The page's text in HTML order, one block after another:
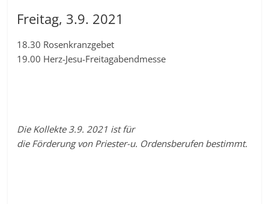
Freitag, 3.9. 2021
18.30 Rosenkranzgebet
19.00 Herz-Jesu-Freitagabendmesse
Die Kollekte 3.9. 2021 ist für
die Förderung von Priester-u. Ordensberufen bestimmt.